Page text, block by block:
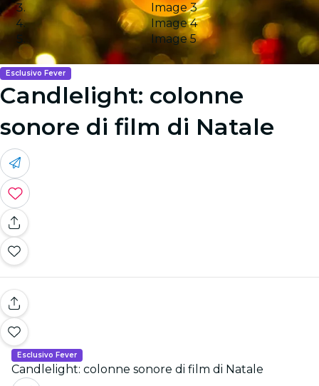
Image 3
Image 4
Image 5
Esclusivo Fever
Candlelight: colonne
sonore di film di Natale
Esclusivo Fever
Candlelight: colonne sonore di film di Natale